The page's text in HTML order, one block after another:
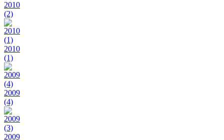
2010
(2)
2010
(1)
2009
(4)
2009